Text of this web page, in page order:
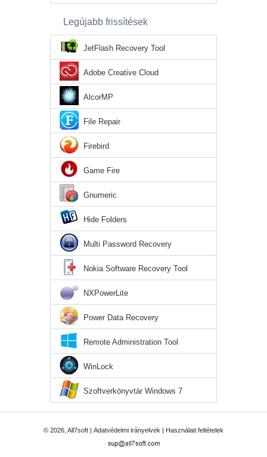
Legújabb frissítések
JetFlash Recovery Tool
Adobe Creative Cloud
AlcorMP
File Repair
Firebird
Game Fire
Gnumeric
Hide Folders
Multi Password Recovery
Nokia Software Recovery Tool
NXPowerLite
Power Data Recovery
Remote Administration Tool
WinLock
Szoftverkönyvtár Windows 7
© 2026, All7soft | Adatvédelmi irányelvek | Használati feltételek